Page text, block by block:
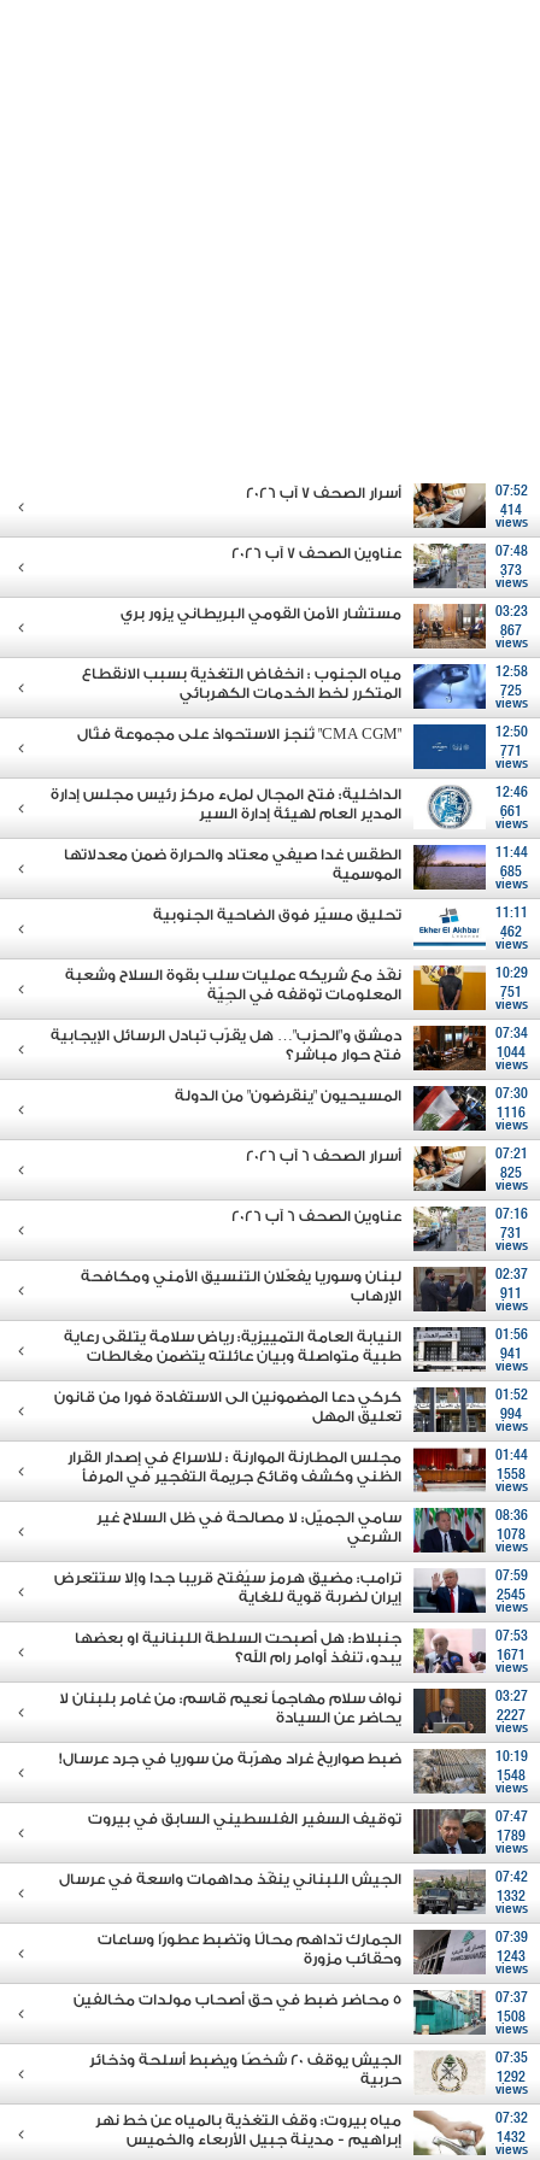
07:52
414
views
أسرار الصحف 7 آب 2026
07:48
373
views
عناوين الصحف 7 آب 2026
03:23
867
views
مستشار الأمن القومي البريطاني يزور بري
12:58
725
views
مياه الجنوب : انخفاض التغذية بسبب الانقطاع
المتكرر لخط الخدمات الكهربائي
12:50
771
views
"CMA CGM" تُنجز الاستحواذ على مجموعة فتّال
12:46
661
views
الداخلية: فتح المجال لملء مركز رئيس مجلس إدارة
المدير العام لهيئة إدارة السير
11:44
685
views
الطقس غدا صيفي معتاد والحرارة ضمن معدلاتها
الموسمية
11:11
462
views
تحليق مسيّر فوق الضاحية الجنوبية
10:29
751
views
نفّذ مع شريكه عمليات سلب بقوة السلاح وشعبة
المعلومات توقفه في الجِيّة
07:34
1044
views
دمشق و"الحزب"… هل يقرّب تبادل الرسائل الإيجابية
فتح حوار مباشر؟
07:30
1116
views
المسيحيون "ينقرضون" من الدولة
07:21
825
views
أسرار الصحف 6 آب 2026
07:16
731
views
عناوين الصحف 6 آب 2026
02:37
911
views
لبنان وسوريا يفعّلان التنسيق الأمني ومكافحة
الإرهاب
01:56
941
views
النيابة العامة التمييزية: رياض سلامة يتلقى رعاية
طبية متواصلة وبيان عائلته يتضمن مغالطات
01:52
994
views
كركي دعا المضمونين الى الاستفادة فورا من قانون
تعليق المهل
01:44
1558
views
مجلس المطارنة الموارنة : للاسراع في إصدار القرار
الظني وكشف وقائع جريمة التفجير في المرفأ
08:36
1078
views
سامي الجميّل: لا مصالحة في ظل السلاح غير
الشرعي
07:59
2545
views
ترامب: مضيق هرمز سيُفتح قريبا جدا وإلا ستتعرض
إيران لضربة قوية للغاية
07:53
1671
views
جنبلاط: هل أصبحت السلطة اللبنانية او بعضها
يبدو، تنفذ أوامر رام الله؟
03:27
2227
views
نواف سلام مهاجماً نعيم قاسم: من غامر بلبنان لا
يحاضر عن السيادة
10:19
1548
views
ضبط صواريخ غراد مهرّبة من سوريا في جرد عرسال!
07:47
1789
views
توقيف السفير الفلسطيني السابق في بيروت
07:42
1332
views
الجيش اللبناني ينفّذ مداهمات واسعة في عرسال
07:39
1243
views
الجمارك تداهم محالًا وتضبط عطورًا وساعات
وحقائب مزورة
07:37
1508
views
5 محاضر ضبط في حق أصحاب مولدات مخالفين
07:35
1292
views
الجيش يوقف 20 شخصًا ويضبط أسلحة وذخائر
حربية
07:32
1432
views
مياه بيروت: وقف التغذية بالمياه عن خط نهر
إبراهيم - مدينة جبيل الأربعاء والخميس